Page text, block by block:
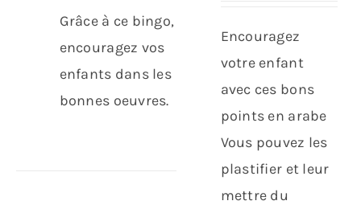
DÉTAILSGrâce à ce bingo,
encouragez vos
enfants dans les
bonnes oeuvres.
Encouragez
votre enfant
avec ces bons
points en arabe
Vous pouvez les
plastifier et leur
mettre du